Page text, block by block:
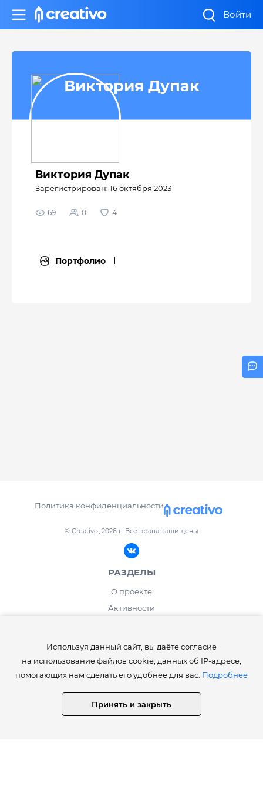
Войти
Виктория Дупак
Виктория Дупак
Зарегистрирован: 16 октября 2023
69 0 4
Портфолио 1
© Creativo, 2026 г. Все права защищены
Политика конфиденциальности
РАЗДЕЛЫ
О проекте
Активности
ИНФОРМАЦИЯ
Правила сайта Creativo.one
Опросы
Используя данный сайт, вы даёте согласие
на использование файлов cookie, данных об IP-адресе,
помогающих нам сделать его удобнее для вас. Подробнее
Принять и закрыть